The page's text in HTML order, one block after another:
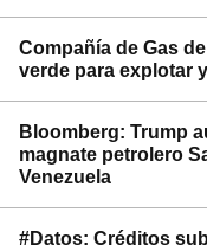
Compañía de Gas
verde para explotar
Bloomberg: Trump
magnate petrolero
Venezuela
#Datos: Créditos